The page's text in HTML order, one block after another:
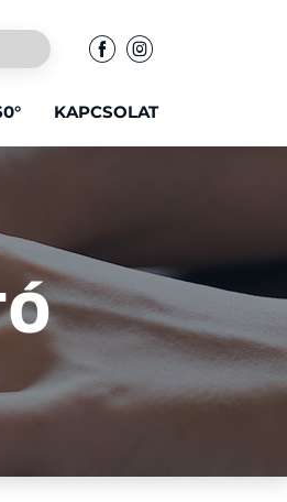
KAPCSOLAT